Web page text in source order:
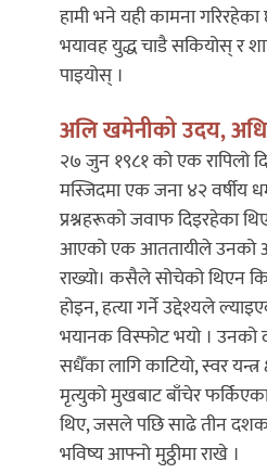
हामी भने यही कामना
भयावह युद्ध चाडै सकियोस् र
पाइयोस् ।
अलि खमेनीको उदय,
२७ जुन १९८१ को एक रापिलो
मस्जिदमा एक जना ४२ वर्षीय
प्रश्नहरूको जवाफ दिइरहेका
आएको एक आततायीले उनको
राख्यो। कसैले सोचेको थिएन कि
होइन, हत्या गर्ने उद्देश्यले
भयानक विस्फोट भयो । उनको
सधैँका लागि काटियो, स्वर यन्त्र
मृत्युको मुखबाट बाँचेर
थिए, जसले पछि साढे तीन
भविष्य आफ्नो मुठ्ठीमा राखे ।